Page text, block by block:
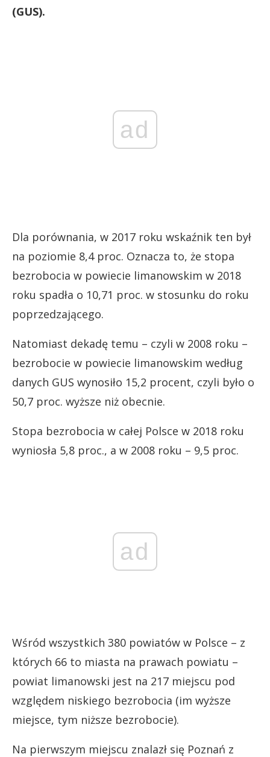
(GUS).
ad
Dla porównania, w 2017 roku wskaźnik ten był
na poziomie 8,4 proc. Oznacza to, że stopa
bezrobocia w powiecie limanowskim w 2018
roku spadła o 10,71 proc. w stosunku do roku
poprzedzającego.
Natomiast dekadę temu – czyli w 2008 roku –
bezrobocie w powiecie limanowskim według
danych GUS wynosiło 15,2 procent, czyli było o
50,7 proc. wyższe niż obecnie.
Stopa bezrobocia w całej Polsce w 2018 roku
wyniosła 5,8 proc., a w 2008 roku – 9,5 proc.
ad
Wśród wszystkich 380 powiatów w Polsce – z
których 66 to miasta na prawach powiatu –
powiat limanowski jest na 217 miejscu pod
względem niskiego bezrobocia (im wyższe
miejsce, tym niższe bezrobocie).
Na pierwszym miejscu znalazł się Poznań z